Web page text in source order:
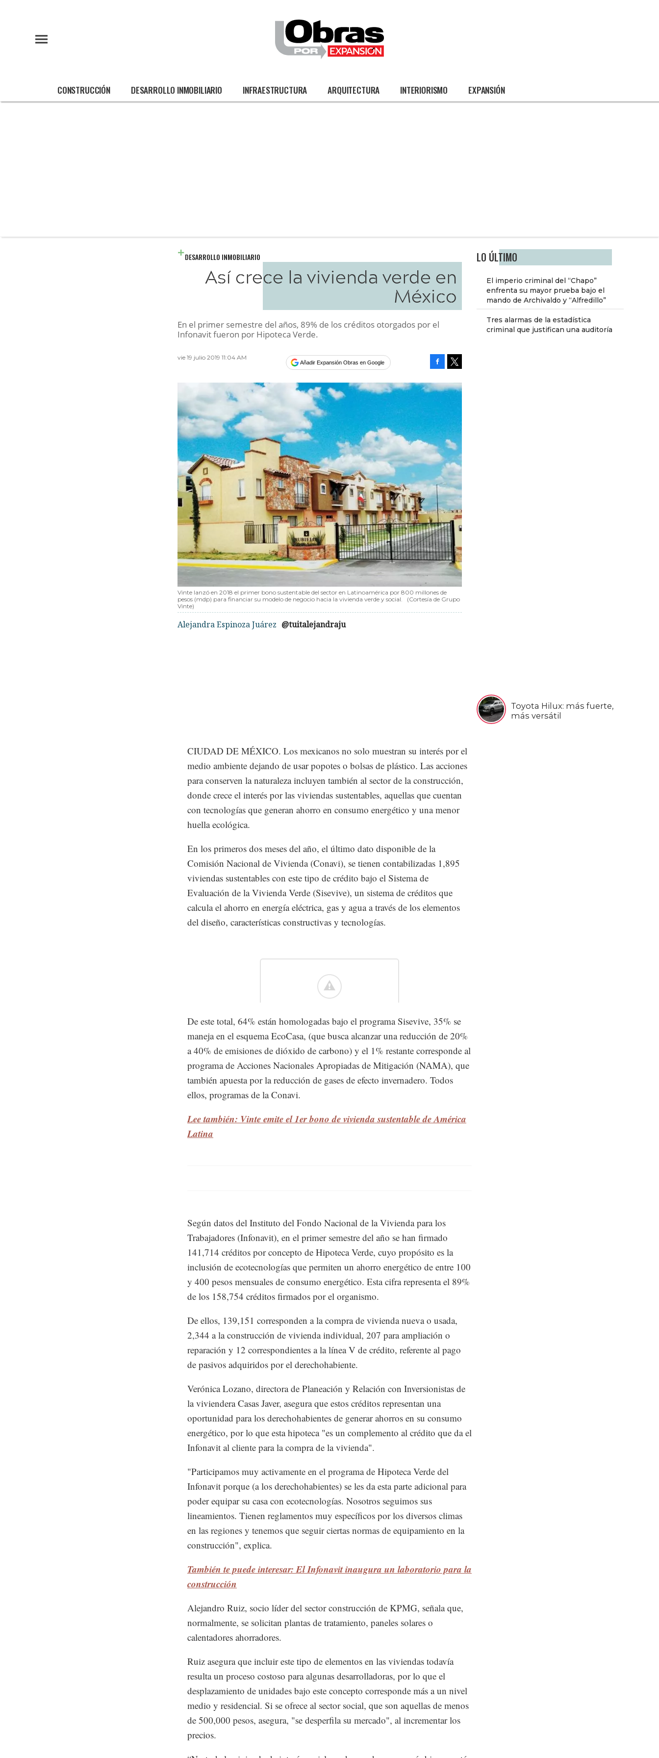
CONSTRUCCIÓN DESARROLLO INMOBILIARIO INFRAESTRUCTURA ARQUITECTURA INTERIORISMO EXPANSIÓN
LO ÚLTIMO
El imperio criminal del “Chapo”
enfrenta su mayor prueba bajo el
mando de Archivaldo y “Alfredillo”
Tres alarmas de la estadística
criminal que justifican una auditoría
Toyota Hilux: más fuerte,
más versátil
DESARROLLO INMOBILIARIO
Así crece la vivienda verde en
México
En el primer semestre del años, 89% de los créditos otorgados por el
Infonavit fueron por Hipoteca Verde.
vie 19 julio 2019 11:04 AM
Añadir Expansión Obras en Google
Vinte lanzó en 2018 el primer bono sustentable del sector en Latinoamérica por 800 millones de
pesos (mdp) para financiar su modelo de negocio hacia la vivienda verde y social.
(Cortesía de Grupo
Vinte)
Alejandra Espinoza Juárez @tuitalejandraju
CIUDAD DE MÉXICO. Los mexicanos no solo muestran su interés por el
medio ambiente dejando de usar popotes o bolsas de plástico. Las acciones
para conserven la naturaleza incluyen también al sector de la construcción,
donde crece el interés por las viviendas sustentables, aquellas que cuentan
con tecnologías que generan ahorro en consumo energético y una menor
huella ecológica.
En los primeros dos meses del año, el último dato disponible de la
Comisión Nacional de Vivienda (Conavi), se tienen contabilizadas 1,895
viviendas sustentables con este tipo de crédito bajo el Sistema de
Evaluación de la Vivienda Verde (Sisevive), un sistema de créditos que
calcula el ahorro en energía eléctrica, gas y agua a través de los elementos
del diseño, características constructivas y tecnologías.
De este total, 64% están homologadas bajo el programa Sisevive, 35% se
maneja en el esquema EcoCasa, (que busca alcanzar una reducción de 20%
a 40% de emisiones de dióxido de carbono) y el 1% restante corresponde al
programa de Acciones Nacionales Apropiadas de Mitigación (NAMA), que
también apuesta por la reducción de gases de efecto invernadero. Todos
ellos, programas de la Conavi.
Lee también: Vinte emite el 1er bono de vivienda sustentable de América
Latina
Según datos del Instituto del Fondo Nacional de la Vivienda para los
Trabajadores (Infonavit), en el primer semestre del año se han firmado
141,714 créditos por concepto de Hipoteca Verde, cuyo propósito es la
inclusión de ecotecnologías que permiten un ahorro energético de entre 100
y 400 pesos mensuales de consumo energético. Esta cifra representa el 89%
de los 158,754 créditos firmados por el organismo.
De ellos, 139,151 corresponden a la compra de vivienda nueva o usada,
2,344 a la construcción de vivienda individual, 207 para ampliación o
reparación y 12 correspondientes a la línea V de crédito, referente al pago
de pasivos adquiridos por el derechohabiente.
Verónica Lozano, directora de Planeación y Relación con Inversionistas de
la viviendera Casas Javer, asegura que estos créditos representan una
oportunidad para los derechohabientes de generar ahorros en su consumo
energético, por lo que esta hipoteca "es un complemento al crédito que da el
Infonavit al cliente para la compra de la vivienda".
"Participamos muy activamente en el programa de Hipoteca Verde del
Infonavit porque (a los derechohabientes) se les da esta parte adicional para
poder equipar su casa con ecotecnologías. Nosotros seguimos sus
lineamientos. Tienen reglamentos muy específicos por los diversos climas
en las regiones y tenemos que seguir ciertas normas de equipamiento en la
construcción", explica.
También te puede interesar: El Infonavit inaugura un laboratorio para la
construcción
Alejandro Ruiz, socio líder del sector construcción de KPMG, señala que,
normalmente, se solicitan plantas de tratamiento, paneles solares o
calentadores ahorradores.
Ruiz asegura que incluir este tipo de elementos en las viviendas todavía
resulta un proceso costoso para algunas desarrolladoras, por lo que el
desplazamiento de unidades bajo este concepto corresponde más a un nivel
medio y residencial. Si se ofrece al sector social, que son aquellas de menos
de 500,000 pesos, asegura, "se desperfila su mercado", al incrementar los
precios.